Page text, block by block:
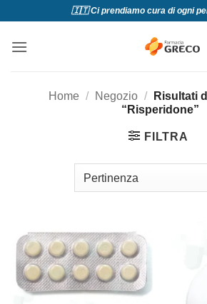
contenuti
🇮🇹 Ci prendiamo cura di ogni
Home / Negozio /
Risultati
“Risperidone”
FILTRA